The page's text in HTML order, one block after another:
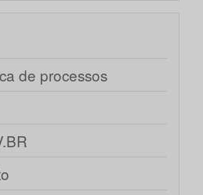
de processos